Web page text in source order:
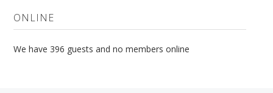
ONLINE
We have 396 guests and no members online